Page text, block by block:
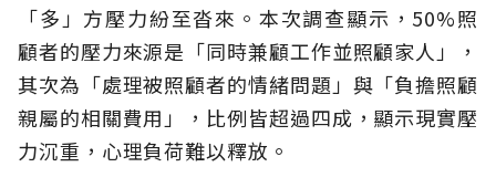
「多」方壓力紛至沓來。本次調查顯示，50%照
顧者的壓力來源是「同時兼顧工作並照顧家人」，
其次為「處理被照顧者的情緒問題」與「負擔照顧
親屬的相關費用」，比例皆超過四成，顯示現實壓
力沉重，心理負荷難以釋放。